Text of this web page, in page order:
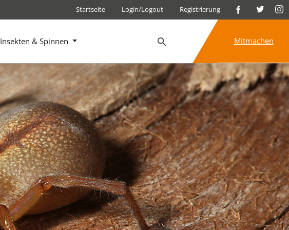
Startseite Login/Logout Registrierung
Insekten & Spinnen Mitmachen